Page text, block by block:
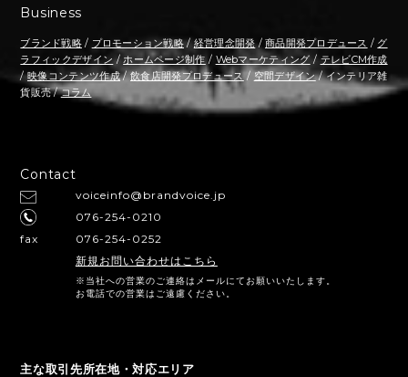
Business
ブランド戦略/ プロモーション戦略/経営理念開発/商品開発プロデュース / グ
ラフィックデザイン/ ホームページ制作 / Webマーケティング / テレビCM作成
/映像コンテンツ作成/飲食店開発プロデュース / 空間デザイン/ インテリア雑
貨販売 /コラム
Contact
voiceinfo@brandvoice.jp
076-254-0210
fax
076-254-0252
新規お問い合わせはこちら
※当社への営業のご連絡はメールにてお願いいたします。
お電話での営業はご遠慮ください。
主な取引先所在地・対応エリア